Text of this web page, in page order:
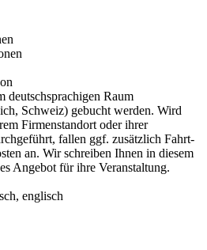
deutschsprachigen Raum
Schweiz) gebucht werden. Wird
Firmenstandort oder ihrer
fallen ggf. zusätzlich Fahrt-
an. Wir schreiben Ihnen in diesem
Angebot für ihre Veranstaltung.
englisch